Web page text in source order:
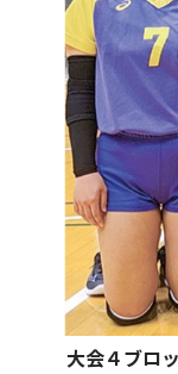
大会４ブロ